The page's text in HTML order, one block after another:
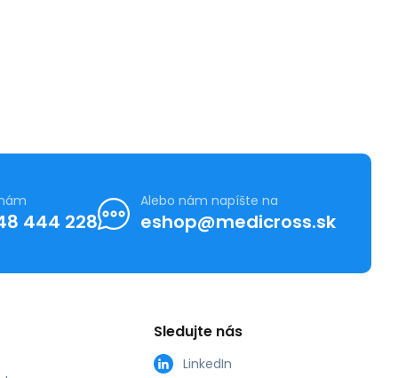
444 228
Alebo nám napíšte na
eshop@medicross.sk
Sledujte nás
LinkedIn